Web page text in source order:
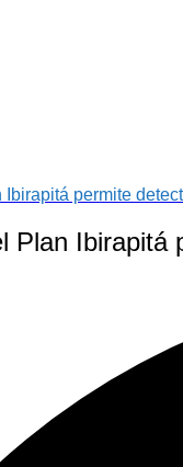
permite
Plan